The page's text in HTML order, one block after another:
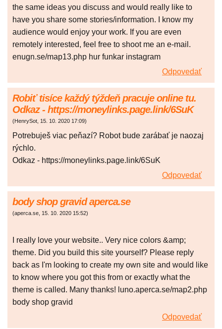
the same ideas you discuss and would really like to
have you share some stories/information. I know my
audience would enjoy your work. If you are even
remotely interested, feel free to shoot me an e-mail.
enugn.se/map13.php hur funkar instagram
Odpovedať
Robiť tisíce každý týždeň pracuje online tu.
Odkaz - https://moneylinks.page.link/6SuK
(HenrySot, 15. 10. 2020 17:09)
Potrebuješ viac peňazí? Robot bude zarábať je naozaj
rýchlo.
Odkaz - https://moneylinks.page.link/6SuK
Odpovedať
body shop gravid aperca.se
(aperca.se, 15. 10. 2020 15:52)
I really love your website.. Very nice colors &amp;
theme. Did you build this site yourself? Please reply
back as I'm looking to create my own site and would like
to know where you got this from or exactly what the
theme is called. Many thanks! luno.aperca.se/map2.php
body shop gravid
Odpovedať